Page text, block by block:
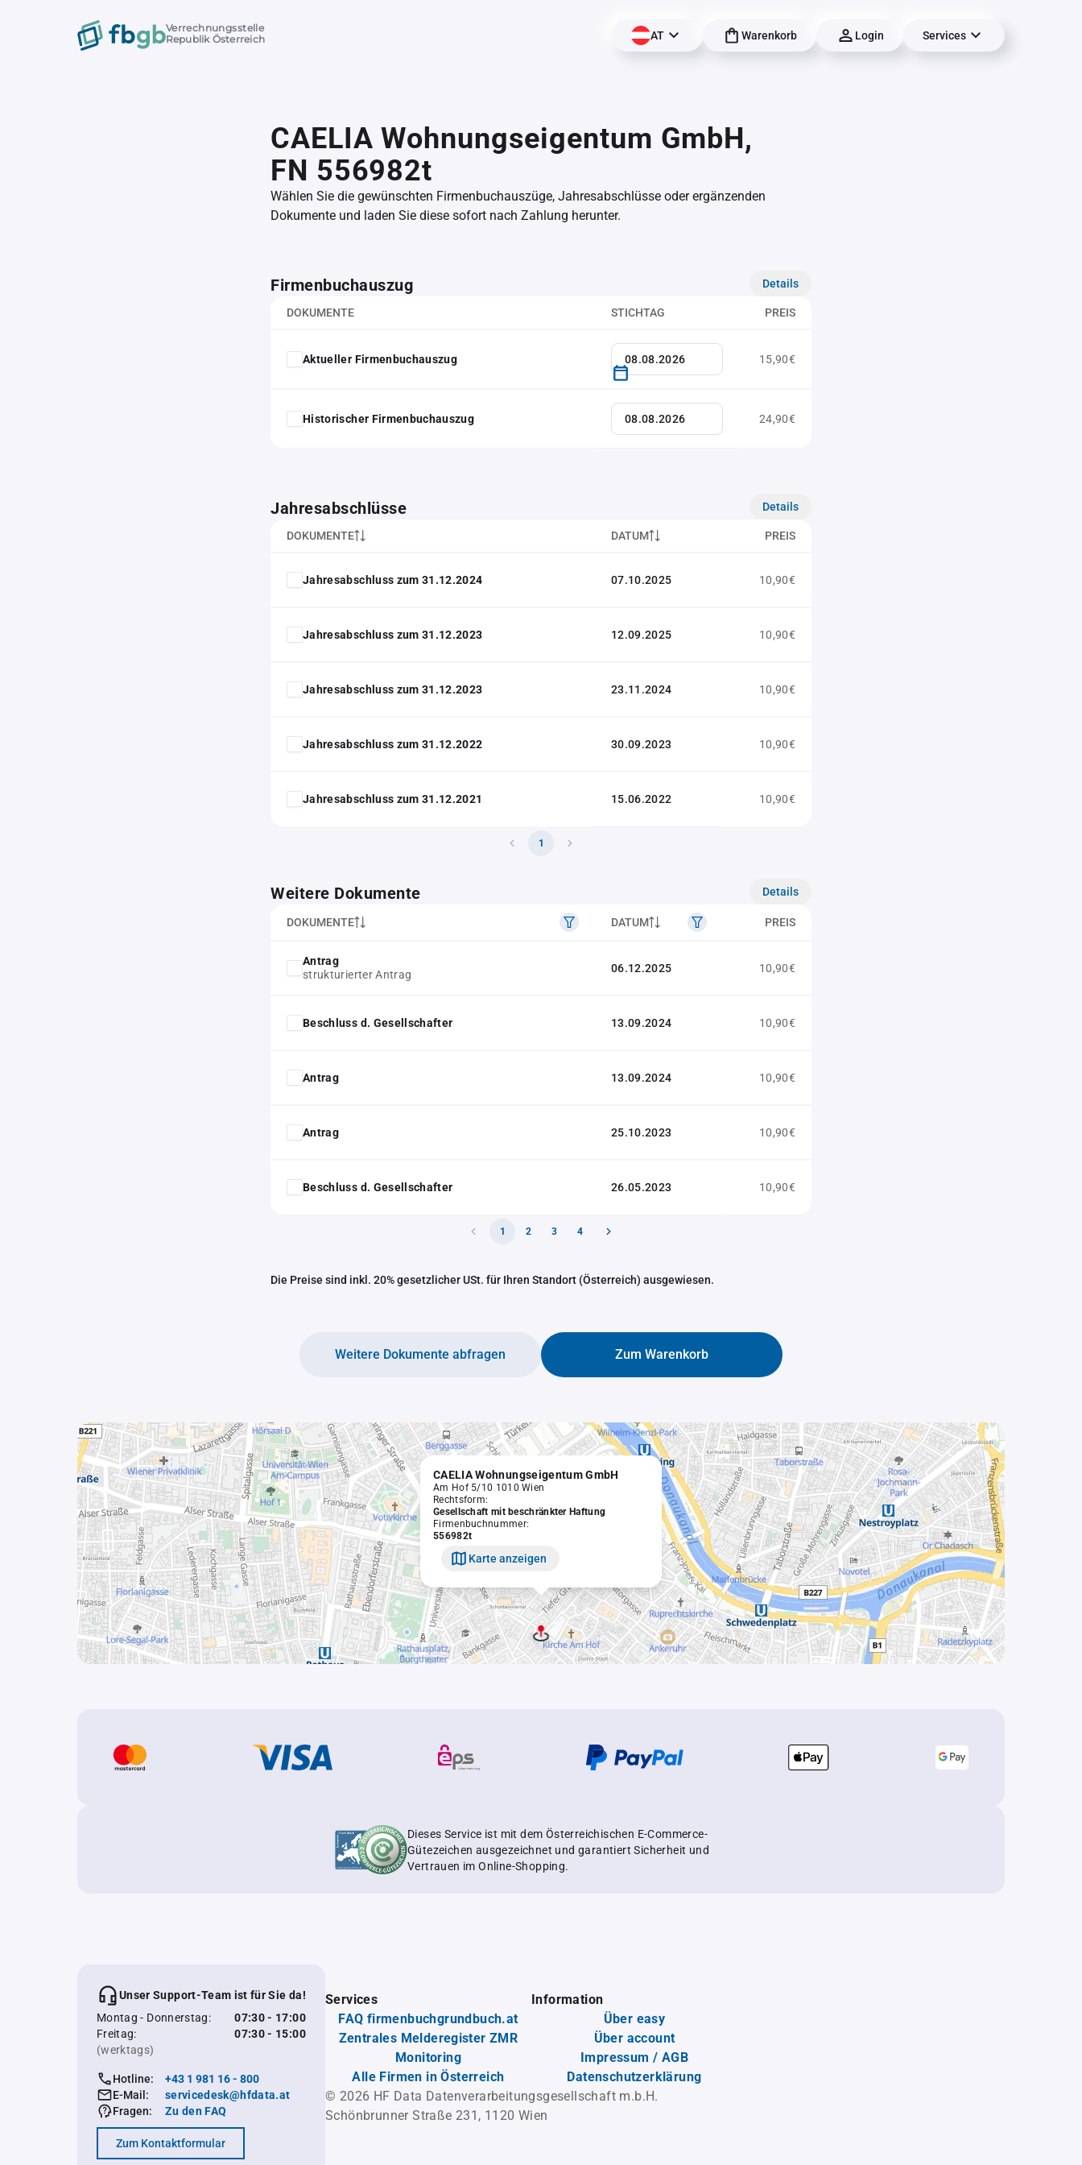
Verrechnungsstelle
Republik Österreich
AT Warenkorb Login Services
CAELIA Wohnungseigentum GmbH,
FN 556982t
Wählen Sie die gewünschten Firmenbuchauszüge, Jahresabschlüsse oder ergänzenden
Dokumente und laden Sie diese sofort nach Zahlung herunter.
Firmenbuchauszug Details
DOKUMENTE STICHTAG PREIS
Aktueller Firmenbuchauszug 15,90€
Historischer Firmenbuchauszug 24,90€
Jahresabschlüsse Details
DOKUMENTE DATUM PREIS
Jahresabschluss zum 31.12.2024 07.10.2025 10,90€
Jahresabschluss zum 31.12.2023 12.09.2025 10,90€
Jahresabschluss zum 31.12.2023 23.11.2024 10,90€
Jahresabschluss zum 31.12.2022 30.09.2023 10,90€
Jahresabschluss zum 31.12.2021 15.06.2022 10,90€
1
Weitere Dokumente Details
DOKUMENTE DATUM PREIS
Antrag
strukturierter Antrag
06.12.2025 10,90€
Beschluss d. Gesellschafter 13.09.2024 10,90€
Antrag 13.09.2024 10,90€
Antrag 25.10.2023 10,90€
Beschluss d. Gesellschafter 26.05.2023 10,90€
1 2 3 4
Die Preise sind inkl. 20% gesetzlicher USt. für Ihren Standort (Österreich) ausgewiesen.
Zum Warenkorb
Weitere Dokumente abfragen
CAELIA Wohnungseigentum GmbH
Am Hof 5/10 1010 Wien
Rechtsform:
Gesellschaft mit beschränkter Haftung
Firmenbuchnummer:
556982t
Karte anzeigen
Dieses Service ist mit dem Österreichischen E-Commerce-
Gütezeichen ausgezeichnet und garantiert Sicherheit und
Vertrauen im Online-Shopping.
Unser Support-Team ist für Sie da!
Montag - Donnerstag:
07:30 - 17:00
Freitag:
07:30 - 15:00
(werktags)
Hotline:
+43 1 981 16 - 800
E-Mail:
servicedesk@hfdata.at
Fragen:
Zu den FAQ
Zum Kontaktformular
Services
FAQ firmenbuchgrundbuch.at
Zentrales Melderegister ZMR
Monitoring
Alle Firmen in Österreich
Information
Über easy
Über account
Impressum / AGB
Datenschutzerklärung
© 2026 HF Data Datenverarbeitungsgesellschaft m.b.H.
Schönbrunner Straße 231, 1120 Wien